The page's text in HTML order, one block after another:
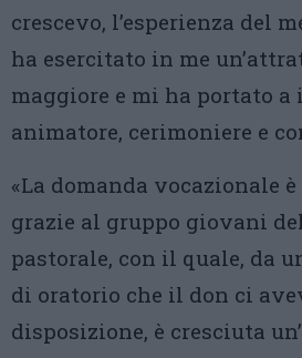
crescevo, l’esperienza del
ha esercitato in me
maggiore e mi ha portato a
animatore, cerimoniere e
«La domanda vocazionale
grazie al gruppo giovani
pastorale, con il quale, da
di oratorio che il don ci
disposizione, è cresciuta